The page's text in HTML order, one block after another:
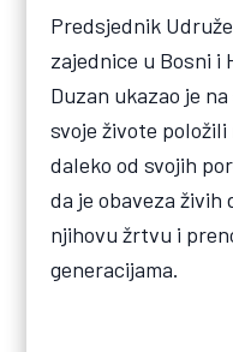
Predsjednik
zajednice u Bosni i
Duzan ukazao je
svoje živote
daleko od svojih
da je obaveza živih
njihovu žrtvu i
generacijama.